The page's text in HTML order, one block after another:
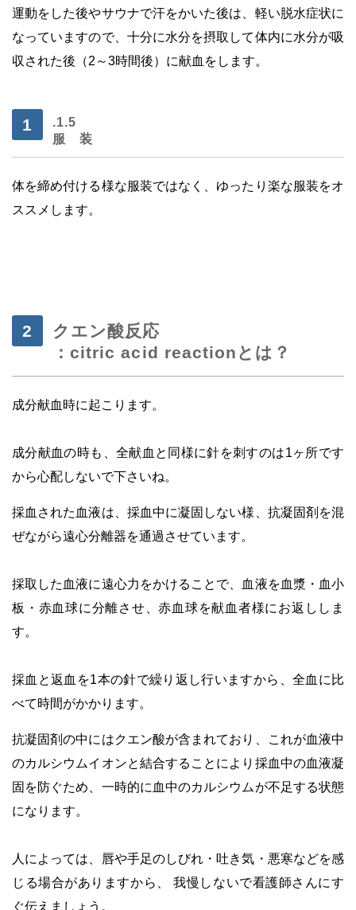
運動をした後やサウナで汗をかいた後は、軽い脱水症状に
なっていますので、十分に水分を摂取して体内に水分が吸
収された後（2～3時間後）に献血をします。
.1.5
服 装
体を締め付ける様な服装ではなく、ゆったり楽な服装をオ
ススメします。
クエン酸反応
：citric acid reactionとは？
成分献血時に起こります。
成分献血の時も、全献血と同様に針を刺すのは1ヶ所です
から心配しないで下さいね。
採血された血液は、採血中に凝固しない様、抗凝固剤を混
ぜながら遠心分離器を通過させています。
採取した血液に遠心力をかけることで、血液を血漿・血小
板・赤血球に分離させ、赤血球を献血者様にお返ししま
す。
採血と返血を1本の針で繰り返し行いますから、全血に比
べて時間がかかります。
抗凝固剤の中にはクエン酸が含まれており、これが血液中
のカルシウムイオンと結合することにより採血中の血液凝
固を防ぐため、一時的に血中のカルシウムが不足する状態
になります。
人によっては、唇や手足のしびれ・吐き気・悪寒などを感
じる場合がありますから、我慢しないで看護師さんにす
ぐ伝えましょう。